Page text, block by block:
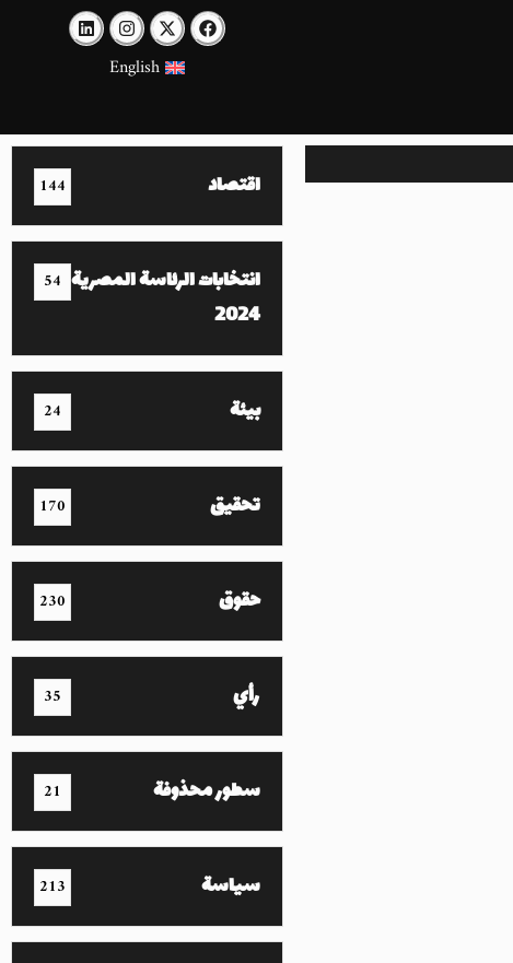
English
اقتصاد 144
انتخابات الرئاسة المصرية
2024
54
بيئة 24
تحقيق 170
حقوق 230
رأي 35
سطور محذوفة 21
سياسة 213